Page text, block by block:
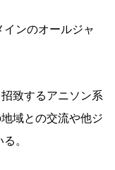
ンのオールジャ
致するアニソン系
域との交流や他ジ
。